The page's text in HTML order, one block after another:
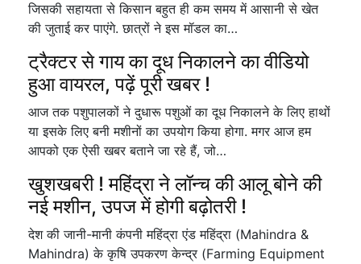
जिसकी सहायता से किसान बहुत ही कम समय में आसानी से खेत
की जुताई कर पाएंगे. छात्रों ने इस मॉडल का…
ट्रैक्टर से गाय का दूध निकालने का वीडियो
हुआ वायरल, पढ़ें पूरी खबर !
आज तक पशुपालकों ने दुधारू पशुओं का दूध निकालने के लिए हाथों
या इसके लिए बनी मशीनों का उपयोग किया होगा. मगर आज हम
आपको एक ऐसी खबर बताने जा रहे हैं, जो…
खुशखबरी ! महिंद्रा ने लॉन्च की आलू बोने की
नई मशीन, उपज में होगी बढ़ोतरी !
देश की जानी-मानी कंपनी महिंद्रा एंड महिंद्रा (Mahindra &
Mahindra) के कृषि उपकरण केन्द्र (Farming Equipment